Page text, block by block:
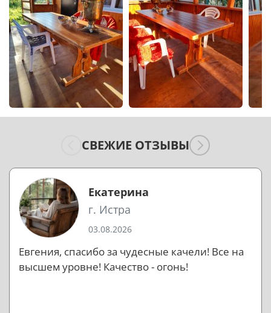
СВЕЖИЕ ОТЗЫВЫ
Екатерина
г. Истра
03.08.2026
Евгения, спасибо за чудесные качели! Все на
высшем уровне! Качество - огонь!